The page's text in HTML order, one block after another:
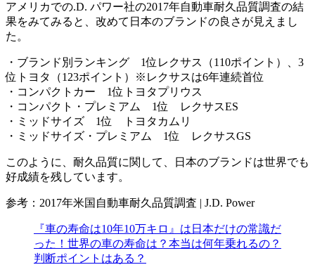
アメリカでの.D. パワー社の2017年自動車耐久品質調査の結
果をみてみると、改めて日本のブランドの良さが見えまし
た。
・ブランド別ランキング 1位レクサス（110ポイント）、3
位トヨタ（123ポイント）※レクサスは6年連続首位
・コンパクトカー 1位トヨタプリウス
・コンパクト・プレミアム 1位 レクサスES
・ミッドサイズ 1位 トヨタカムリ
・ミッドサイズ・プレミアム 1位 レクサスGS
このように、耐久品質に関して、日本のブランドは世界でも
好成績を残しています。
参考：2017年米国自動車耐久品質調査 | J.D. Power
『車の寿命は10年10万キロ』は日本だけの常識だ
った！世界の車の寿命は？本当は何年乗れるの？
判断ポイントはある？